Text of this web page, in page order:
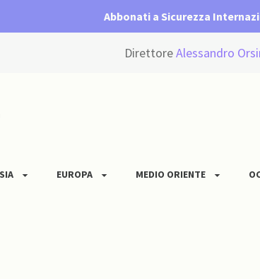
Abbonati a Sicurezza
DirettoreAlessandro
EUROPA MEDIO ORIENTE